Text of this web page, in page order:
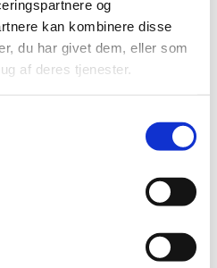
og
kan kombinere disse
du har givet dem, eller som
af deres tjenester.
patienter, der får
PRAC vurderer, at
(diabetes- og…